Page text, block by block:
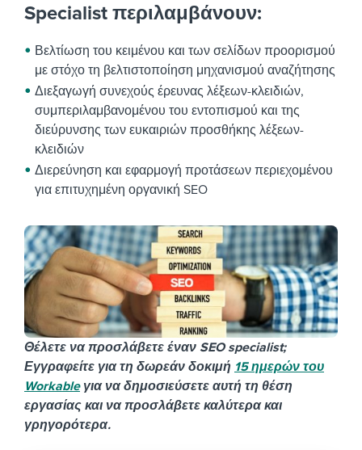
Specialist περιλαμβάνουν:
Βελτίωση του κειμένου και των σελίδων προορισμού
με στόχο τη βελτιστοποίηση μηχανισμού αναζήτησης
Διεξαγωγή συνεχούς έρευνας λέξεων-κλειδιών,
συμπεριλαμβανομένου του εντοπισμού και της
διεύρυνσης των ευκαιριών προσθήκης λέξεων-
κλειδιών
Διερεύνηση και εφαρμογή προτάσεων περιεχομένου
για επιτυχημένη οργανική SEO
Θέλετε να προσλάβετε έναν SEO specialist;
Εγγραφείτε για τη δωρεάν δοκιμή 15 ημερών του
Workableγια να δημοσιεύσετε αυτή τη θέση
εργασίας και να προσλάβετε καλύτερα και
γρηγορότερα.